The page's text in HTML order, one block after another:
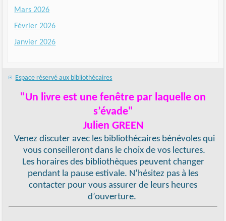
Mars 2026
Février 2026
Janvier 2026
Espace réservé aux bibliothécaires
"Un livre est une fenêtre par laquelle on
s’évade"
Julien GREEN
Venez discuter avec les bibliothécaires bénévoles qui
vous conseilleront dans le choix de vos lectures.
Les horaires des bibliothèques peuvent changer
pendant la pause estivale. N’hésitez pas à les
contacter pour vous assurer de leurs heures
d’ouverture.